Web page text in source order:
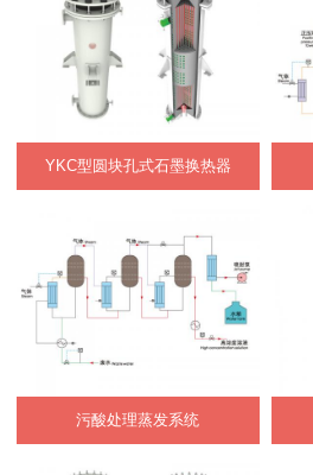
YKC型圆块孔式石墨换热器
污酸处理蒸发系统